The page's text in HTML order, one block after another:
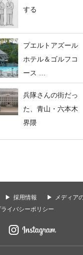
する
プエルトアズール
ホテル＆ゴルフコ
ース …
兵隊さんの街だっ
た、青山・六本木
界隈
採用情報
メディア
ライバシーポリシー